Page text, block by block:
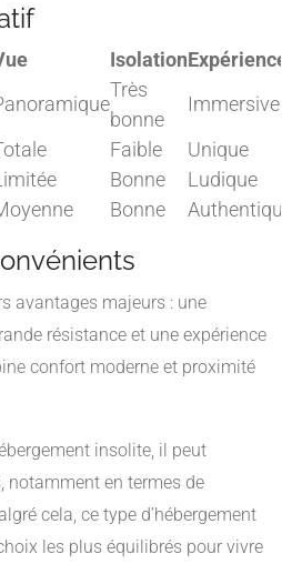
Isolation
Très
bonne
Immersive
Faible
Unique
Bonne
Ludique
Bonne
avantages majeurs : une
résistance et une expérience
confort moderne et proximité
insolite, il peut
notamment en termes de
cela, ce type d’hébergement
les plus équilibrés pour vivre